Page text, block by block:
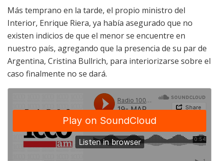
Más temprano en la tarde, el propio ministro del
Interior, Enrique Riera, ya había asegurado que no
existen indicios de que el menor se encuentre en
nuestro país, agregando que la presencia de su par de
Argentina, Cristina Bullrich, para interiorizarse sobre el
caso finalmente no se dará.